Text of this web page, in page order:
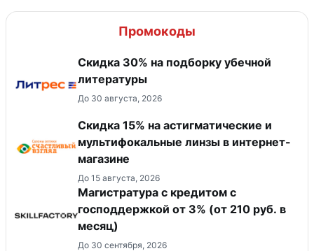
Промокоды
Скидка 30% на подборку убечной
литературы
До 30 августа, 2026
Скидка 15% на астигматические и
мультифокальные линзы в интернет-
магазине
До 15 августа, 2026
Магистратура с кредитом с
господдержкой от 3% (от 210 руб. в
месяц)
До 30 сентября, 2026